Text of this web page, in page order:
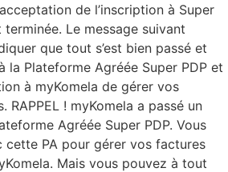
de l’inscription à Super
Le message suivant
que tout s’est bien passé et
la Plateforme Agréée Super PDP et
à myKomela de gérer vos
RAPPEL ! myKomela a passé un
Agréée Super PDP. Vous
cette PA pour gérer vos factures
Mais vous pouvez à tout